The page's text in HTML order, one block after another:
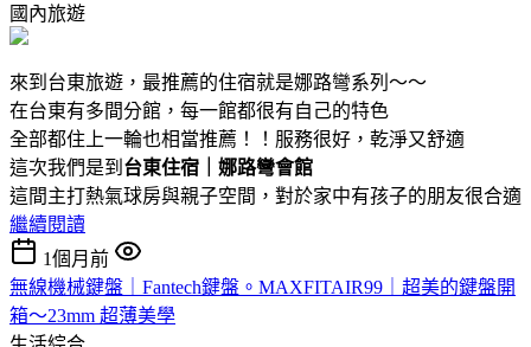
國內旅遊
來到台東旅遊，最推薦的住宿就是娜路彎系列～～
在台東有多間分館，每一館都很有自己的特色
全部都住上一輪也相當推薦！！服務很好，乾淨又舒適
這次我們是到 台東住宿｜娜路彎會館
這間主打熱氣球房與親子空間，對於家中有孩子的朋友很合適
繼續閱讀
1個月前
無線機械鍵盤｜Fantech鍵盤。MAXFITAIR99｜超美的鍵盤開
箱～23mm 超薄美學